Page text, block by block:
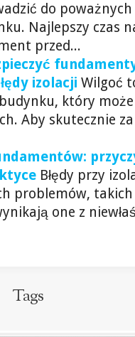
do
Najlepszy czas
przed...
izolacji Wilgoć
który
Aby skutecznie
Błędy przy
problemów,
one z
Tags